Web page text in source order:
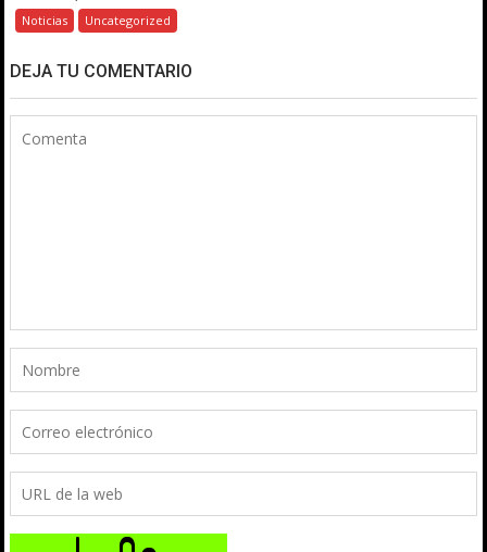
Noticias Uncategorized
DEJA TU COMENTARIO